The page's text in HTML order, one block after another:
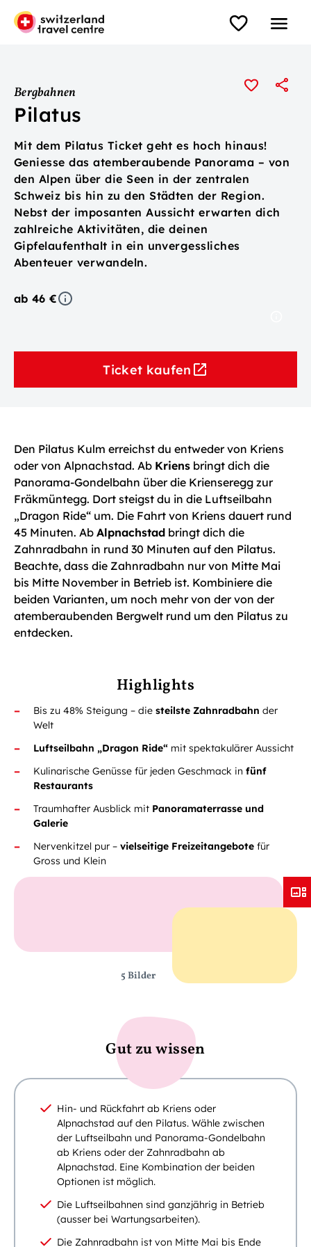
Bergbahnen
Pilatus
Mit dem Pilatus Ticket geht es hoch hinaus!
Geniesse das atemberaubende Panorama – von
den Alpen über die Seen in der zentralen
Schweiz bis hin zu den Städten der Region.
Nebst der imposanten Aussicht erwarten dich
zahlreiche Aktivitäten, die deinen
Gipfelaufenthalt in ein unvergessliches
Abenteuer verwandeln.
ab 46 €
Ticket kaufen
Den Pilatus Kulm erreichst du entweder von Kriens
oder von Alpnachstad. Ab Kriens bringt dich die
Panorama-Gondelbahn über die Krienseregg zur
Fräkmüntegg. Dort steigst du in die Luftseilbahn
„Dragon Ride“ um. Die Fahrt von Kriens dauert rund
45 Minuten. Ab Alpnachstad bringt dich die
Zahnradbahn in rund 30 Minuten auf den Pilatus.
Beachte, dass die Zahnradbahn nur von Mitte Mai
bis Mitte November in Betrieb ist. Kombiniere die
beiden Varianten, um noch mehr von der von der
atemberaubenden Bergwelt rund um den Pilatus zu
entdecken.
Highlights
Bis zu 48% Steigung – die steilste Zahnradbahn der
Welt
Luftseilbahn „Dragon Ride“ mit spektakulärer Aussicht
Kulinarische Genüsse für jeden Geschmack in fünf
Restaurants
Traumhafter Ausblick mit Panoramaterrasse und
Galerie
Nervenkitzel pur – vielseitige Freizeitangebote für
Gross und Klein
5 Bilder
Gut zu wissen
Hin- und Rückfahrt ab Kriens oder
Alpnachstad auf den Pilatus. Wähle zwischen
der Luftseilbahn und Panorama-Gondelbahn
ab Kriens oder der Zahnradbahn ab
Alpnachstad. Eine Kombination der beiden
Optionen ist möglich.
Die Luftseilbahnen sind ganzjährig in Betrieb
(ausser bei Wartungsarbeiten).
Die Zahnradbahn ist von Mitte Mai bis Ende